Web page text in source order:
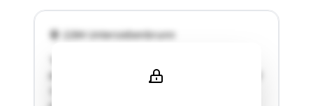
2284 Untersiebenbrunn
06313 Untersiebenbrunn, EZ 1199BLNr. 1, Anteil